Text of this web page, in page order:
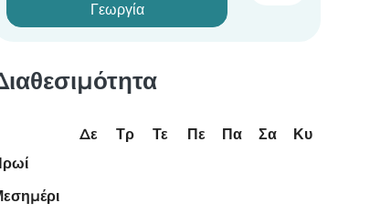
Γεωργία
Δε Τρ Τε Πε Πα Σα
Κυ